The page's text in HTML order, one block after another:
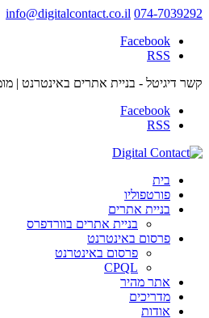
074-7039292
info@digitalcontact.co.il
קשר דיגיטל - בניית אתרים באינטרנט |
בית
פורטפוליו
בניית אתרים
בניית אתרים בוורדפרס
פרסום באינטרנט
פרסום באינטרנט
CPQL
אתר מהיר
מדריכים
אודות